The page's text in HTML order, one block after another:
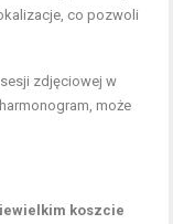
co pozwoli
zdjęciowej w
może
koszcie